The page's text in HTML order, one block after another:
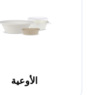
الأوعية